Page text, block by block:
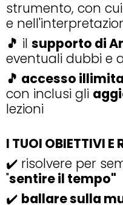
strumento, con
e
🎵 il supporto di
eventuali dubbi e
🎵 accesso
con inclusi gli
lezioni
I TUOI OBIETTIVI E
✔️ risolvere per
"sentire il tempo"
✔️ ballare sulla